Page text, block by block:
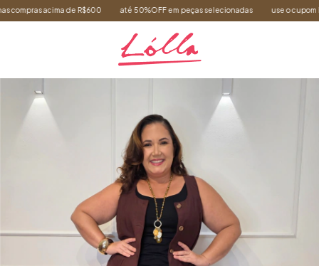
acima de R$600 até 50%OFF em peças selecionadas use o cupom